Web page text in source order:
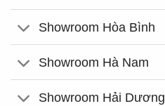
Showroom Hòa Bình
Showroom Hà Nam
Showroom Hải Dương